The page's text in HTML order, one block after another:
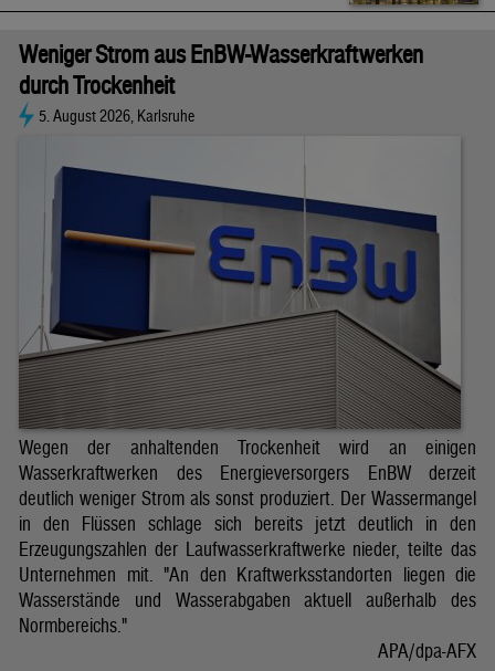
Weniger Strom aus EnBW-Wasserkraftwerken
durch Trockenheit
5. August 2026, Karlsruhe
Wegen der anhaltenden Trockenheit wird an einigen
Wasserkraftwerken des Energieversorgers EnBW derzeit
deutlich weniger Strom als sonst produziert. Der Wassermangel
in den Flüssen schlage sich bereits jetzt deutlich in den
Erzeugungszahlen der Laufwasserkraftwerke nieder, teilte das
Unternehmen mit. "An den Kraftwerksstandorten liegen die
Wasserstände und Wasserabgaben aktuell außerhalb des
Normbereichs."
APA/dpa-AFX